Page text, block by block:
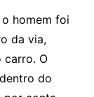
homem foi
da via,
carro. O
do